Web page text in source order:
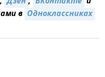
в Одноклассниках